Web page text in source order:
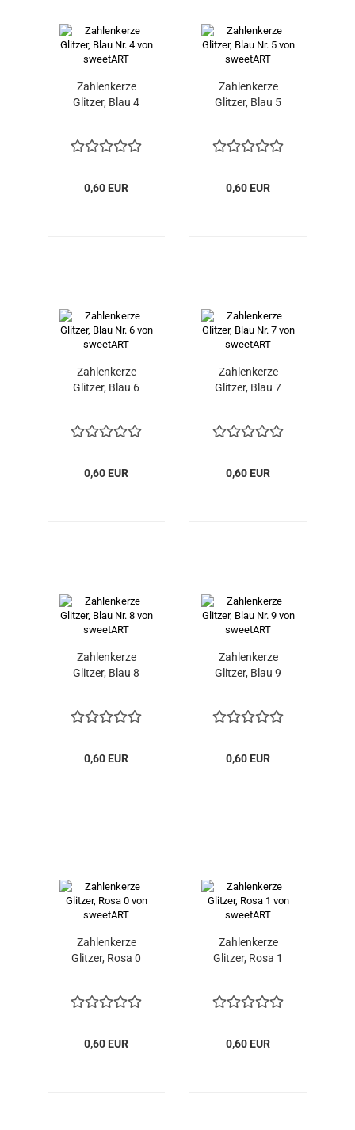
Zahlenkerze
Glitzer, Blau 4
0,60 EUR
Zahlenkerze
Glitzer, Blau 5
0,60 EUR
Zahlenkerze
Glitzer, Blau 6
0,60 EUR
Zahlenkerze
Glitzer, Blau 7
0,60 EUR
Zahlenkerze
Glitzer, Blau 8
0,60 EUR
Zahlenkerze
Glitzer, Blau 9
0,60 EUR
Zahlenkerze
Glitzer, Rosa 0
0,60 EUR
Zahlenkerze
Glitzer, Rosa 1
0,60 EUR